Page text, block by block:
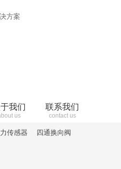
方案
我们
us
联系我们
contact us
传感器 四通换向阀